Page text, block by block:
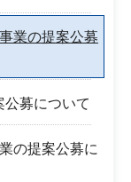
業の提案公募
募について
の提案公募に